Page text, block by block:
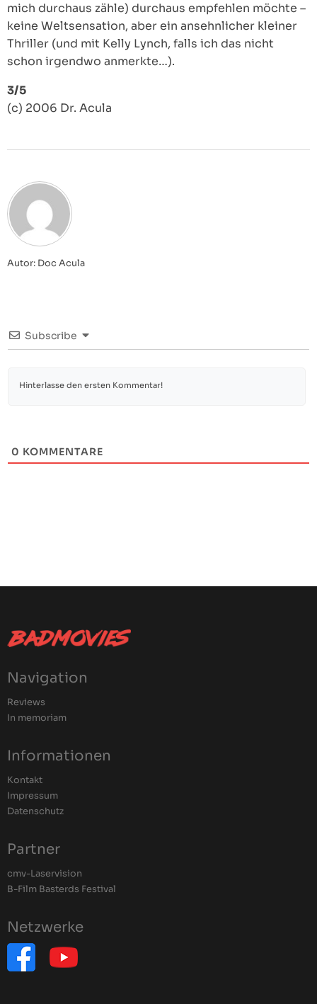
mich durchaus zähle) durchaus empfehlen möchte –
keine Weltsensation, aber ein ansehnlicher kleiner
Thriller (und mit Kelly Lynch, falls ich das nicht
schon irgendwo anmerkte…).
3/5
(c) 2006 Dr. Acula
Autor: Doc Acula
Subscribe
0 KOMMENTARE
Navigation
Reviews
In memoriam
Informationen
Kontakt
Impressum
Datenschutz
Partner
cmv-Laservision
B-Film Basterds Festival
Netzwerke